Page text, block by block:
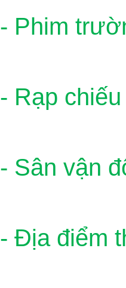
- Phim
- Rạp
- Sân vận
- Địa điểm